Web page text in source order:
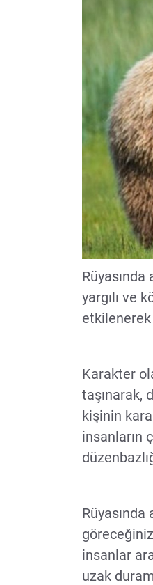
yargılı ve
Karakter
taşınarak,
kişinin
insanların
insanlar
uzak